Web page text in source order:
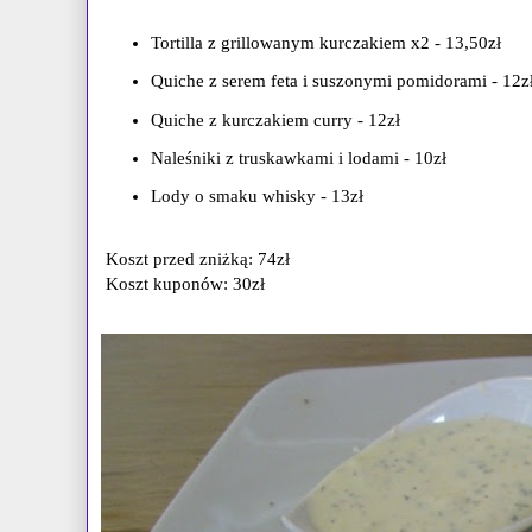
Tortilla z grillowanym kurczakiem x2 - 13,50zł
Quiche z serem feta i suszonymi pomidorami -
Quiche z kurczakiem curry - 12zł
Naleśniki z truskawkami i lodami - 10zł
Lody o smaku whisky - 13zł
Koszt przed zniżką: 74zł
Koszt kuponów: 30zł